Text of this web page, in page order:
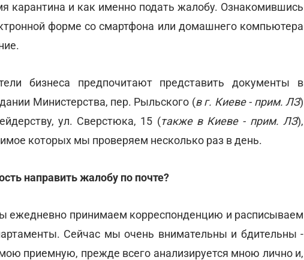
карантина и как именно подать жалобу. Ознакомившись
форме со смартфона или домашнего компьютера
бизнеса предпочитают представить документы в
Министерства, пер. Рыльского (в г. Киеве - прим. ЛЗ)
ул. Сверстюка, 15 (также в Киеве - прим. ЛЗ),
которых мы проверяем несколько раз в день.
направить жалобу по почте?
ежедневно принимаем корреспонденцию и расписываем
Сейчас мы очень внимательны и бдительны -
приемную, прежде всего анализируется мною лично и,